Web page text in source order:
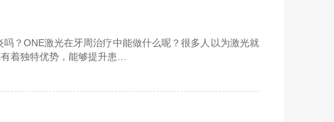
？ONE激光在牙周治疗中能做什么呢？很多人以为激光就
着独特优势，能够提升患…